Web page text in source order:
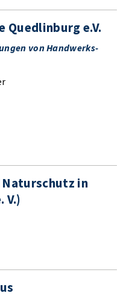
Quedlinburg e.V.
von Handwerks-
in
V.)